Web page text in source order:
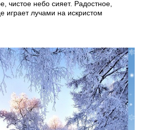
чистое небо сияет. Радостное,
играет лучами на искристом